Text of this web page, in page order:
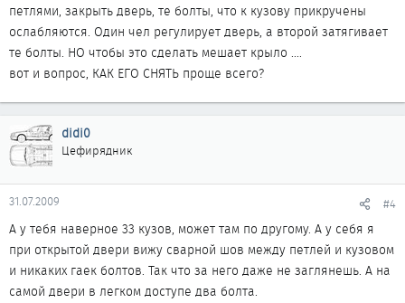
петлями, закрыть дверь, те болты, что к кузову прикручены
ослабляются. Один чел регулирует дверь, а второй затягивает
те болты. НО чтобы это сделать мешает крыло ....
вот и вопрос, КАК ЕГО СНЯТЬ проще всего?
didi0
Цефирядник
31.07.2009 #4
А у тебя наверное 33 кузов, может там по другому. А у себя я
при открытой двери вижу сварной шов между петлей и кузовом
и никаких гаек болтов. Так что за него даже не заглянешь. А на
самой двери в легком доступе два болта.